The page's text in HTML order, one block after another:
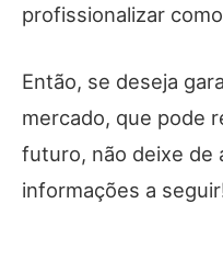
profissionalizar
Então, se deseja
mercado, que pode
futuro, não deixe de
informações a